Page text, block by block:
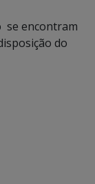
se encontram
do